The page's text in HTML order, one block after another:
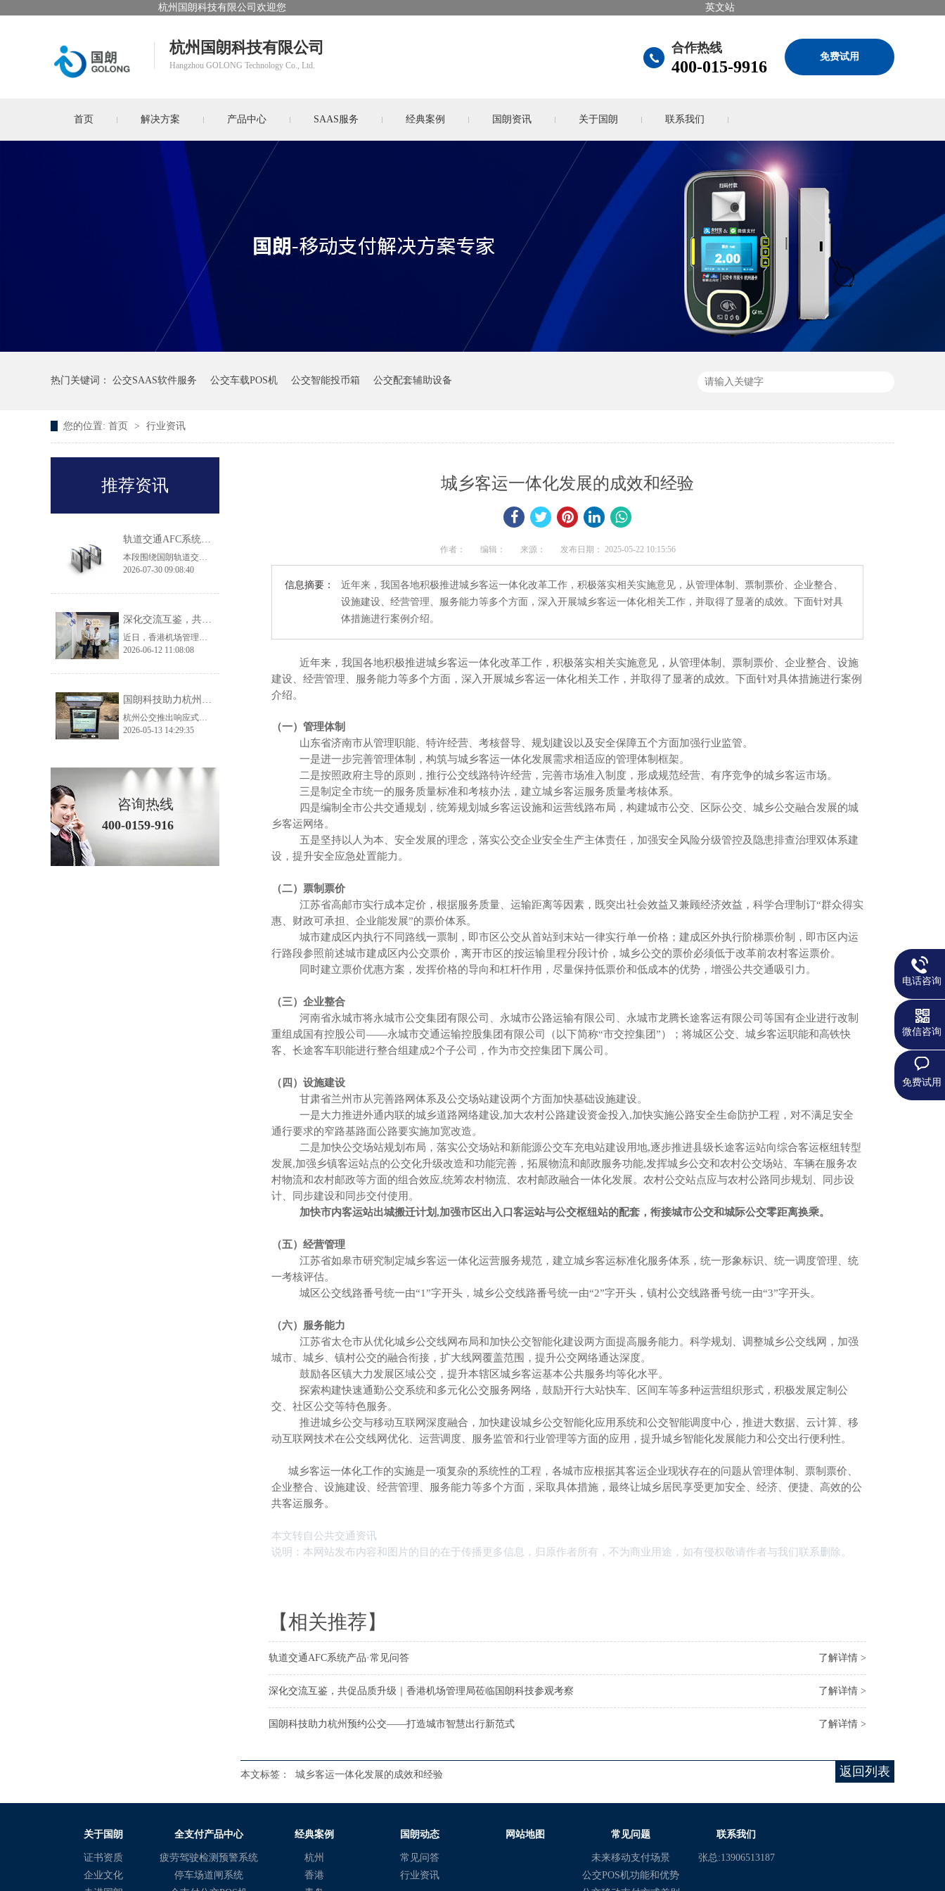
杭州国朗科技有限公司欢迎您 英文站
杭州国朗科技有限公司
Hangzhou GOLONG Technology Co., Ltd.
免费试用
合作热线
400-015-9916
首页 解决方案 产品中心 SAAS服务 经典案例 国朗资讯 关于国朗 联系我们
热门关键词： 公交SAAS软件服务 公交车载POS机 公交智能投币箱 公交配套辅助设备
您的位置: 首页 > 行业资讯
城乡客运一体化发展的成效和经验
作者： 编辑： 来源： 发布日期： 2025-05-22 10:15:56
信息摘要：
近年来，我国各地积极推进城乡客运一体化改革工作，积极落实相关实施意见，从管理体制、票制票价、企业整合、
设施建设、经营管理、服务能力等多个方面，深入开展城乡客运一体化相关工作，并取得了显著的成效。下面针对具
体措施进行案例介绍。
近年来，我国各地积极推进城乡客运一体化改革工作，积极落实相关实施意见，从管理体制、票制票价、企业整合、设施
建设、经营管理、服务能力等多个方面，深入开展城乡客运一体化相关工作，并取得了显著的成效。下面针对具体措施进行案例
介绍。
（一）管理体制
山东省济南市从管理职能、特许经营、考核督导、规划建设以及安全保障五个方面加强行业监管。
一是进一步完善管理体制，构筑与城乡客运一体化发展需求相适应的管理体制框架。
二是按照政府主导的原则，推行公交线路特许经营，完善市场准入制度，形成规范经营、有序竞争的城乡客运市场。
三是制定全市统一的服务质量标准和考核办法，建立城乡客运服务质量考核体系。
四是编制全市公共交通规划，统筹规划城乡客运设施和运营线路布局，构建城市公交、区际公交、城乡公交融合发展的城
乡客运网络。
五是坚持以人为本、安全发展的理念，落实公交企业安全生产主体责任，加强安全风险分级管控及隐患排查治理双体系建
设，提升安全应急处置能力。
（二）票制票价
江苏省高邮市实行成本定价，根据服务质量、运输距离等因素，既突出社会效益又兼顾经济效益，科学合理制订“群众得实
惠、财政可承担、企业能发展”的票价体系。
城市建成区内执行不同路线一票制，即市区公交从首站到末站一律实行单一价格；建成区外执行阶梯票价制，即市区内运
行路段参照前述城市建成区内公交票价，离开市区的按运输里程分段计价，城乡公交的票价必须低于改革前农村客运票价。
同时建立票价优惠方案，发挥价格的导向和杠杆作用，尽量保持低票价和低成本的优势，增强公共交通吸引力。
（三）企业整合
河南省永城市将永城市公交集团有限公司、永城市公路运输有限公司、永城市龙腾长途客运有限公司等国有企业进行改制
重组成国有控股公司——永城市交通运输控股集团有限公司（以下简称“市交控集团”）；将城区公交、城乡客运职能和高铁快
客、长途客车职能进行整合组建成2个子公司，作为市交控集团下属公司。
（四）设施建设
甘肃省兰州市从完善路网体系及公交场站建设两个方面加快基础设施建设。
一是大力推进外通内联的城乡道路网络建设,加大农村公路建设资金投入,加快实施公路安全生命防护工程，对不满足安全
通行要求的窄路基路面公路要实施加宽改造。
二是加快公交场站规划布局，落实公交场站和新能源公交车充电站建设用地,逐步推进县级长途客运站向综合客运枢纽转型
发展,加强乡镇客运站点的公交化升级改造和功能完善，拓展物流和邮政服务功能,发挥城乡公交和农村公交场站、车辆在服务农
村物流和农村邮政等方面的组合效应,统筹农村物流、农村邮政融合一体化发展。农村公交站点应与农村公路同步规划、同步设
计、同步建设和同步交付使用。
加快市内客运站出城搬迁计划,加强市区出入口客运站与公交枢纽站的配套，衔接城市公交和城际公交零距离换乘。
（五）经营管理
江苏省如皋市研究制定城乡客运一体化运营服务规范，建立城乡客运标准化服务体系，统一形象标识、统一调度管理、统
一考核评估。
城区公交线路番号统一由“1”字开头，城乡公交线路番号统一由“2”字开头，镇村公交线路番号统一由“3”字开头。
（六）服务能力
江苏省太仓市从优化城乡公交线网布局和加快公交智能化建设两方面提高服务能力。科学规划、调整城乡公交线网，加强
城市、城乡、镇村公交的融合衔接，扩大线网覆盖范围，提升公交网络通达深度。
鼓励各区镇大力发展区域公交，提升本辖区城乡客运基本公共服务均等化水平。
探索构建快速通勤公交系统和多元化公交服务网络，鼓励开行大站快车、区间车等多种运营组织形式，积极发展定制公
交、社区公交等特色服务。
推进城乡公交与移动互联网深度融合，加快建设城乡公交智能化应用系统和公交智能调度中心，推进大数据、云计算、移
动互联网技术在公交线网优化、运营调度、服务监管和行业管理等方面的应用，提升城乡智能化发展能力和公交出行便利性。
城乡客运一体化工作的实施是一项复杂的系统性的工程，各城市应根据其客运企业现状存在的问题从管理体制、票制票价、
企业整合、设施建设、经营管理、服务能力等多个方面，采取具体措施，最终让城乡居民享受更加安全、经济、便捷、高效的公
共客运服务。
本文转自公共交通资讯
说明：本网站发布内容和图片的目的在于传播更多信息，归原作者所有，不为商业用途，如有侵权敬请作者与我们联系删除。
【相关推荐】
了解详情 >
轨道交通AFC系统产品·常见问答
了解详情 >
深化交流互鉴，共促品质升级｜香港机场管理局莅临国朗科技参观考察
了解详情 >
国朗科技助力杭州预约公交——打造城市智慧出行新范式
返回列表
本文标签： 城乡客运一体化发展的成效和经验
推荐资讯
轨道交通AFC系统产品·常见问答
本段围绕国朗轨道交通 AFC 闸机、自助售票机选型常见问题作出解答：翼闸适配高客流地铁换乘大站，拍打门机身轻薄，适用于客流平缓线路及实名制核验场景；43 寸大屏 TVM 售票机兼容境内外多种支付方式，可落地跨境交通枢纽项目；无障碍通行无需单独采购设备，直接选用原厂 900mm 加宽通道闸机即可满足轮椅、大件行李通行规范，两款闸机都具备消防、断电自动放行的安全配置。
2026-07-30 09:08:40
深化交流互鉴，共促品质升级｜香港机场管理局莅临国朗科技参观考察
近日，香港机场管理局考察团一行莅临国朗科技开展实地参观考察与深度交流，公司核心管理层及相关业务、技术负责人全程陪同接待。考察团先后走进公司生产加工厂、总部办公及产品展示中心，全方位、多角度调研公司生产实力、品控体系与核心产品体系，为双方后续深化交流、探索合作契机奠定了坚实基础。 考察首站，香港机场管理局考察团深入国朗科技加工厂生产一线，实地走访生产车间、工艺加工区、品质检测区等核心区域。在参观过
2026-06-12 11:08:08
国朗科技助力杭州预约公交——打造城市智慧出行新范式
杭州公交推出响应式智慧出行方案，通过AI调度和分时运营解决运力不足与空驶问题，实现高效、便捷、全龄友好的城市出行。
2026-05-13 14:29:35
咨询热线
400-0159-916
关于国朗
证书资质
企业文化
全支付产品中心
疲劳驾驶检测预警系统
停车场道闸系统
经典案例
杭州
香港
国朗动态
常见问答
行业资讯
网站地图 常见问题
未来移动支付场景
公交POS机功能和优势
联系我们
张总:13906513187
电话咨询
微信咨询
免费试用